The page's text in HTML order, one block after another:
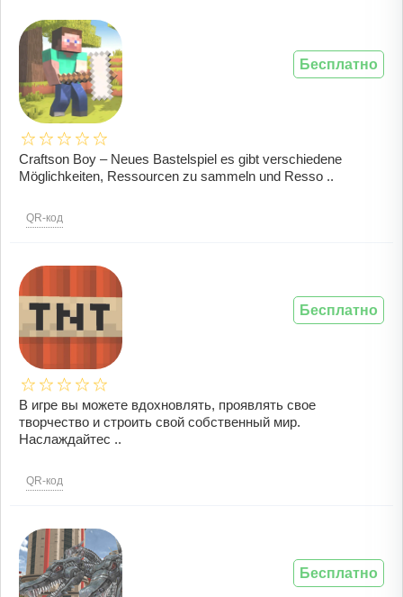
Craftson Boy – Neues Bastelspiel es gibt verschiedene
Möglichkeiten, Ressourcen zu sammeln und Resso ..
QR-код
Бесплатно
В игре вы можете вдохновлять, проявлять свое
творчество и строить свой собственный мир.
Наслаждайтес ..
QR-код
Бесплатно
Бесплатно